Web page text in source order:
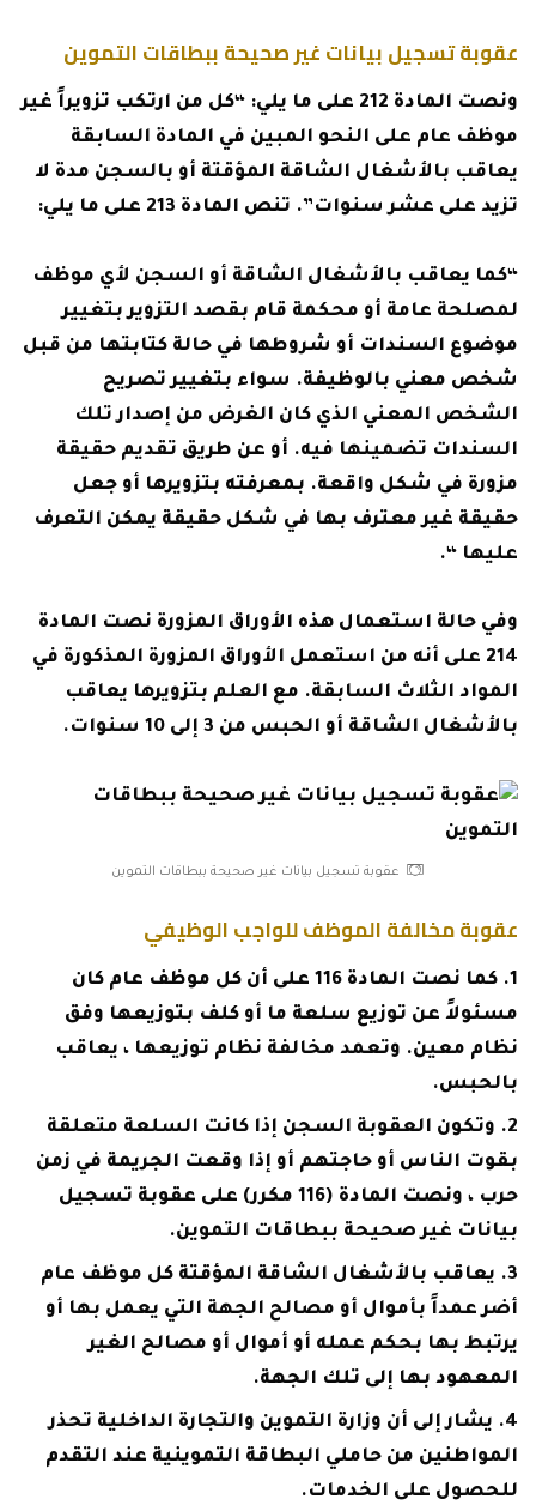
عقوبة تسجيل بيانات غير صحيحة ببطاقات التموين
ونصت المادة 212 على ما يلي: “كل من ارتكب تزويراً غير
موظف عام على النحو المبين في المادة السابقة
يعاقب بالأشغال الشاقة المؤقتة أو بالسجن مدة لا
تزيد على عشر سنوات”. تنص المادة 213 على ما يلي:
“كما يعاقب بالأشغال الشاقة أو السجن لأي موظف
لمصلحة عامة أو محكمة قام بقصد التزوير بتغيير
موضوع السندات أو شروطها في حالة كتابتها من قبل
شخص معني بالوظيفة. سواء بتغيير تصريح
الشخص المعني الذي كان الغرض من إصدار تلك
السندات تضمينها فيه. أو عن طريق تقديم حقيقة
مزورة في شكل واقعة. بمعرفته بتزويرها أو جعل
حقيقة غير معترف بها في شكل حقيقة يمكن التعرف
عليها “.
وفي حالة استعمال هذه الأوراق المزورة نصت المادة
214 على أنه من استعمل الأوراق المزورة المذكورة في
المواد الثلاث السابقة. مع العلم بتزويرها يعاقب
بالأشغال الشاقة أو الحبس من 3 إلى 10 سنوات.
عقوبة تسجيل بيانات غير صحيحة ببطاقات التموين
عقوبة مخالفة الموظف للواجب الوظيفي
كما نصت المادة 116 على أن كل موظف عام كان
مسئولاً عن توزيع سلعة ما أو كلف بتوزيعها وفق
نظام معين. وتعمد مخالفة نظام توزيعها ، يعاقب
بالحبس.
وتكون العقوبة السجن إذا كانت السلعة متعلقة
بقوت الناس أو حاجتهم أو إذا وقعت الجريمة في زمن
حرب ، ونصت المادة (116 مكرر) على عقوبة تسجيل
بيانات غير صحيحة ببطاقات التموين.
يعاقب بالأشغال الشاقة المؤقتة كل موظف عام
أضر عمداً بأموال أو مصالح الجهة التي يعمل بها أو
يرتبط بها بحكم عمله أو أموال أو مصالح الغير
المعهود بها إلى تلك الجهة.
يشار إلى أن وزارة التموين والتجارة الداخلية تحذر
المواطنين من حاملي البطاقة التموينية عند التقدم
للحصول على الخدمات.